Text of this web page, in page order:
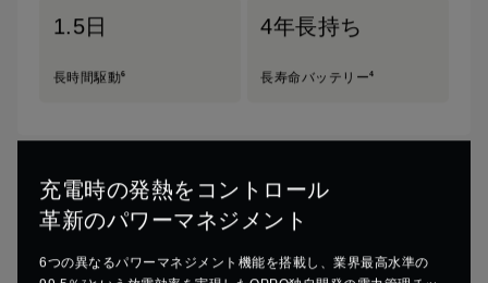
1.5日
長時間駆動6
4年長持ち
長寿命バッテリー4
充電時の発熱をコントロール
革新のパワーマネジメント
6つの異なるパワーマネジメント機能を搭載し、業界最高水準の